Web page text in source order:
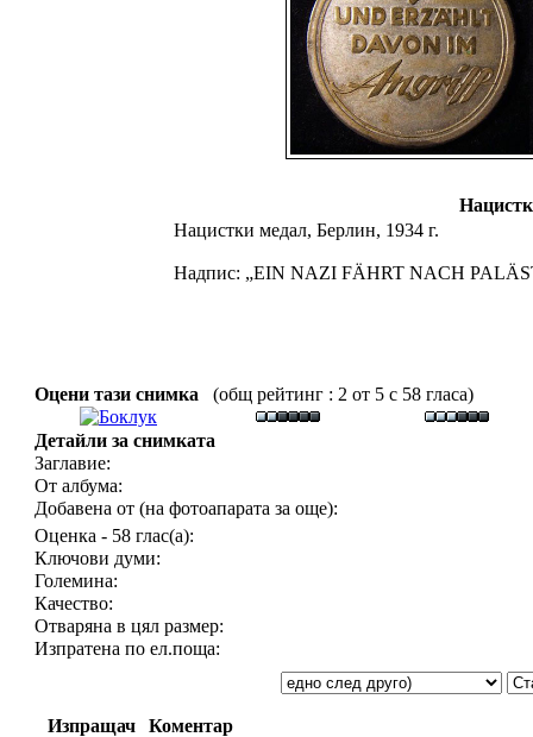
Нацистки медал, Берлин, 1934 г.
Надпис: „EIN NAZI FÄHRT NACH
Оцени тази снимка (общ рейтинг : 2 от 5 с 58 гласа)
Детайли за снимката
Заглавие:
От албума:
Добавена от (на фотоапарата за още):
Оценка - 58 глас(а):
Ключови думи:
Големина:
Качество:
Отваряна в цял размер:
Изпратена по ел.поща:
Изпращач Коментар